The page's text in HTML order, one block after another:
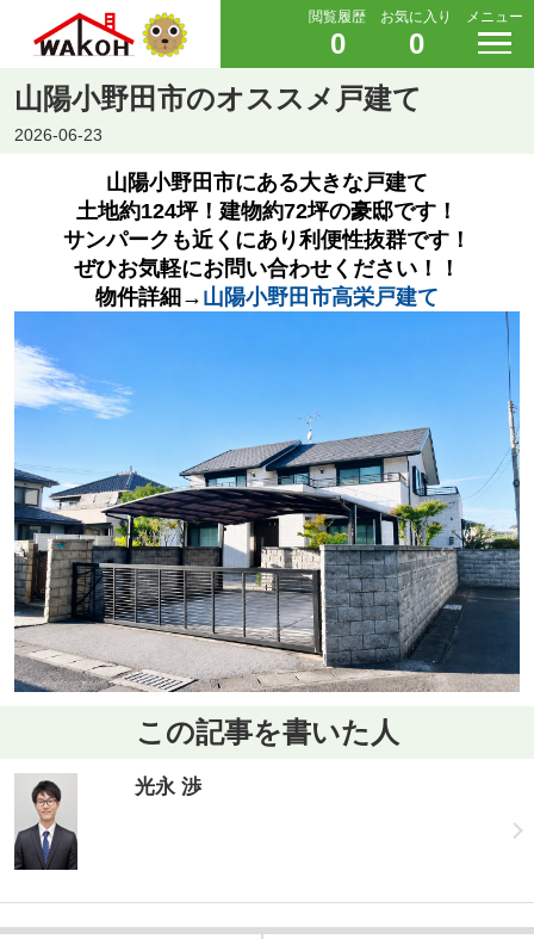
閲覧履歴
0
お気に入り
0
メニュー
山陽小野田市のオススメ戸建て
2026-06-23
山陽小野田市にある大きな戸建て
土地約124坪！建物約72坪の豪邸です！
サンパークも近くにあり利便性抜群です！
ぜひお気軽にお問い合わせください！！
物件詳細→ 山陽小野田市高栄戸建て
この記事を書いた人
光永 渉